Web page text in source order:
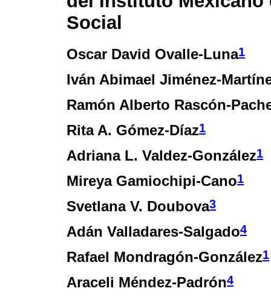
Social
Oscar David Ovalle-Luna1
Iván Abimael Jiménez-
Ramón Alberto Rascón-
Rita A. Gómez-Díaz1
Adriana L. Valdez-González1
Mireya Gamiochipi-Cano1
Svetlana V. Doubova3
Adán Valladares-Salgado4
Rafael Mondragón-González1
Araceli Méndez-Padrón4